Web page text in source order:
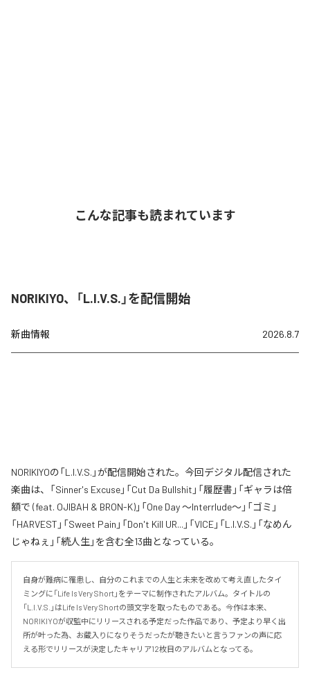
こんな記事も読まれています
NORIKIYO、「L.I.V.S.」を配信開始
新曲情報 2026.8.7
NORIKIYOの「L.I.V.S.」が配信開始された。今回デジタル配信された
楽曲は、「Sinner's Excuse」「Cut Da Bullshit」「履歴書」「ギャラは倍
額で (feat. OJIBAH & BRON-K)」「One Day ～Interrlude～」「ゴミ」
「HARVEST」「Sweet Pain」「Don't Kill UR...」「VICE」「L.I.V.S.」「なめん
じゃねぇ」「続人生」を含む全13曲となっている。
自身が難病に罹患し、自分のこれまでの人生と未来を改めて考え直したタイ
ミングに「Life Is Very Short」をテーマに制作されたアルバム。タイトルの
「L.I.V.S.」はLife Is Very Shortの頭文字を取ったものである。今作は本来、
NORIKIYOが収監中にリリースされる予定だった作品であり、予定より早く出
所が叶った為、お蔵入りになりそうだったが聴きたいと言うファンの声に応
える形でリリースが決定したキャリア12枚目のアルバムとなってる。